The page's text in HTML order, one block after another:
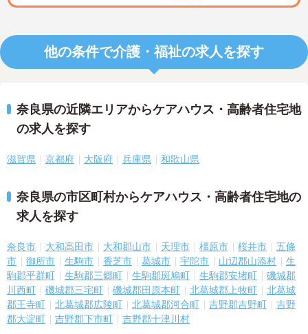
他の条件で介護・福祉の求人を探す
奈良県の近隣エリアからケアハウス・高齢者住宅地
の求人を探す
滋賀県 京都府 大阪府 兵庫県 和歌山県
奈良県の市区町村からケアハウス・高齢者住宅地の
求人を探す
奈良市 大和高田市 大和郡山市 天理市 橿原市 桜井市
五條
市
御所市 生駒市 香芝市 葛城市 宇陀市 山辺郡山添村
生
駒郡平群町
生駒郡三郷町 生駒郡斑鳩町 生駒郡安堵町
磯城郡
川西町
磯城郡三宅町 磯城郡田原本町 北葛城郡上牧町
北葛城
郡王寺町
北葛城郡広陵町 北葛城郡河合町 吉野郡吉野町
吉野
郡大淀町
吉野郡下市町 吉野郡十津川村